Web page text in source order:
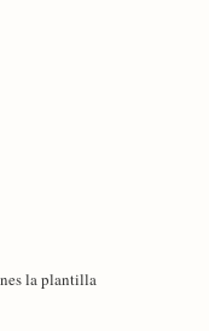
la plantilla